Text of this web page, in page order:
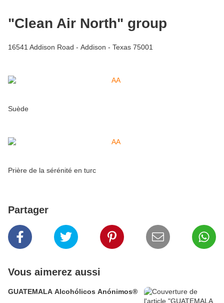
"Clean Air North" group
16541 Addison Road - Addison - Texas 75001
Suède
Prière de la sérénité en turc
Partager
Vous aimerez aussi
GUATEMALA Alcohólicos Anónimos®